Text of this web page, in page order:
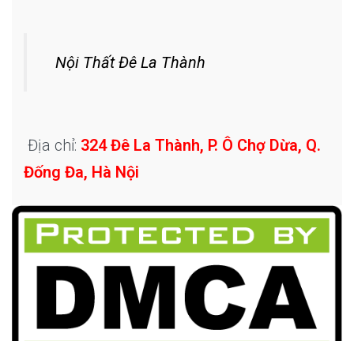
Nội Thất Đê La Thành
Địa chỉ: 324 Đê La Thành, P. Ô Chợ Dừa, Q.
Đống Đa, Hà Nội